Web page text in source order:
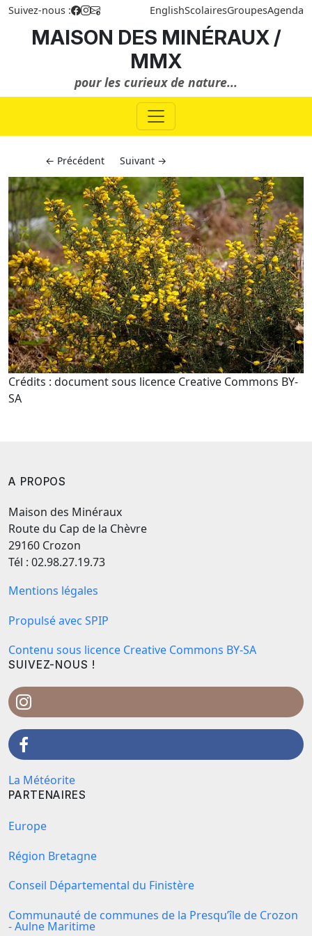
Suivez-nous : EnglishScolairesGroupesAgenda
MAISON DES MINÉRAUX /
MMX
pour les curieux de nature...
← Précédent Suivant →
Crédits : document sous licence Creative Commons BY-
SA
A PROPOS
Maison des Minéraux
Route du Cap de la Chèvre
29160 Crozon
Tél : 02.98.27.19.73
Mentions légales
Propulsé avec SPIP
Contenu sous licence Creative Commons BY-SA
SUIVEZ-NOUS !
La Météorite
PARTENAIRES
Europe
Région Bretagne
Conseil Départemental du Finistère
Communauté de communes de la Presqu’île de Crozon
- Aulne Maritime